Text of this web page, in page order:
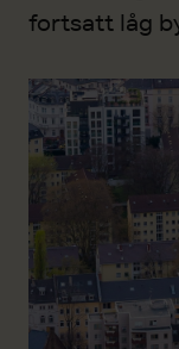
fortsatt låg